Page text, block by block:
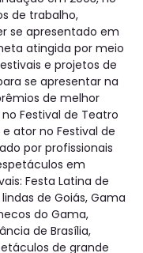
de trabalho,
se apresentado em
atingida por meio
e projetos de
se apresentar na
de melhor
Festival de Teatro
ator no Festival de
por profissionais
em
Festa Latina de
de Goiás, Gama
do Gama,
de Brasília,
de grande